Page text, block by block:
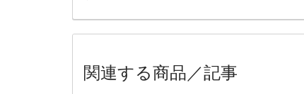
関連する商品／記事